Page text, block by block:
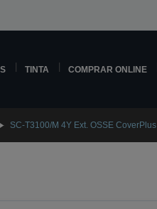
TINTA COMPRAR ONLINE
SC-T3100/M 4Y Ext. OSSE CoverPlus